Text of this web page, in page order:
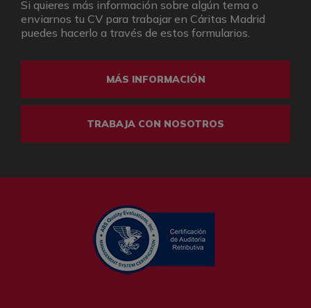
Si quieres más información sobre algún tema o
enviarnos tu CV para trabajar en Cáritas Madrid
puedes hacerlo a través de estos formularios.
MÁS INFORMACIÓN
TRABAJA CON NOSOTROS